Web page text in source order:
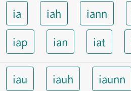
ia iah iann
iap
ian iat
iau iauh iaunn